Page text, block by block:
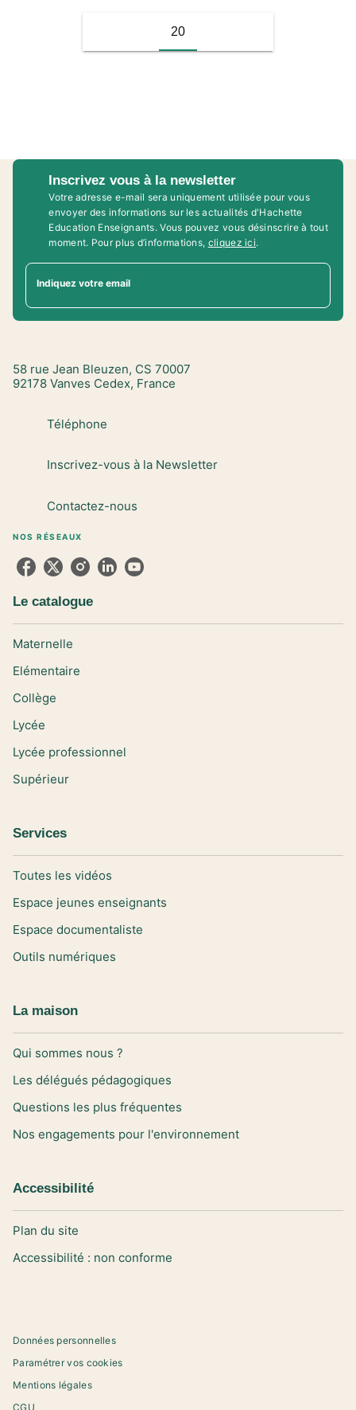
20
Inscrivez vous à la newsletter
Votre adresse e-mail sera uniquement utilisée pour vous
envoyer des informations sur les actualités d'Hachette
Education Enseignants. Vous pouvez vous désinscrire à tout
moment. Pour plus d’informations, cliquez ici.
Indiquez votre email
58 rue Jean Bleuzen, CS 70007
92178 Vanves Cedex, France
Téléphone
Inscrivez-vous à la Newsletter
Contactez-nous
NOS RÉSEAUX
Le catalogue
Maternelle
Elémentaire
Collège
Lycée
Lycée professionnel
Supérieur
Services
Toutes les vidéos
Espace jeunes enseignants
Espace documentaliste
Outils numériques
La maison
Qui sommes nous ?
Les délégués pédagogiques
Questions les plus fréquentes
Nos engagements pour l'environnement
Accessibilité
Plan du site
Accessibilité : non conforme
Données personnelles
Paramétrer vos cookies
Mentions légales
CGU